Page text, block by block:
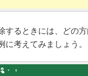
るときには、どの方
考えてみましょう。